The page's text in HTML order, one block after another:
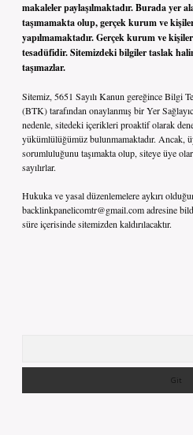
makaleler paylaşılmaktadır. Burada yer
taşımamakta olup, gerçek kurum ve
yapılmamaktadır. Gerçek kurum ve
tesadüfidir. Sitemizdeki bilgiler taslak
taşımazlar.
Sitemiz, 5651 Sayılı Kanun gereğince Bilgi
(BTK) tarafından onaylanmış bir Yer
nedenle, sitedeki içerikleri proaktif olarak
yükümlülüğümüz bulunmamaktadır. Ancak,
sorumluluğunu taşımakta olup, siteye üye
sayılırlar.
Hukuka ve yasal düzenlemelere aykırı
backlinkpanelicomtr@gmail.comadresine
süre içerisinde sitemizden kaldırılacaktır.